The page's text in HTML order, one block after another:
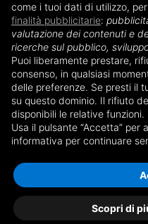
come i tuoi dati di utilizzo,
finalità pubblicitarie:
valutazione dei contenuti e
ricerche sul pubblico,
Puoi liberamente prestare,
consenso, in qualsiasi
delle preferenze. Se presti il
su questo dominio. Il rifiuto
disponibili le relative funzioni.
Usa il pulsante “Accetta” per
informativa per continuare
Scopri di
strumento rappresenta
gestione dei primi
permette alle madri di
bambino anche
ad attaccarsi al seno.
Tutti i modelli della
grado di offrire a ogni
necessaria per
latte materno.